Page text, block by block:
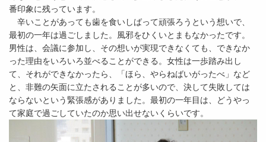
番印象に残っています。
辛いことがあっても歯を食いしばって頑張ろうという想いで、
最初の一年は過ごしました。風邪をひくいとまもなかったです。
男性は、会議に参加し、その想いが実現できなくても、できなか
った理由をいろいろ並べることができる。女性は一歩踏み出し
て、それができなかったら、「ほら、やらねばいがったべ」など
と、非難の矢面に立たされることが多いので、決して失敗しては
ならないという緊張感がありました。最初の一年目は、どうやっ
て家庭で過ごしていたのか思い出せないくらいです。